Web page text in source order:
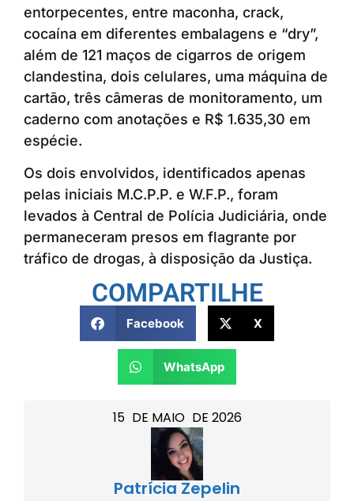
15 DE MAIO DE 2026
Patrícia Zepelin
entorpecentes, entre maconha, crack,
cocaína em diferentes embalagens e “dry”,
além de 121 maços de cigarros de origem
clandestina, dois celulares, uma máquina de
cartão, três câmeras de monitoramento, um
caderno com anotações e R$ 1.635,30 em
espécie.
Os dois envolvidos, identificados apenas
pelas iniciais M.C.P.P. e W.F.P., foram
levados à Central de Polícia Judiciária, onde
permaneceram presos em flagrante por
tráfico de drogas, à disposição da Justiça.
COMPARTILHE
Facebook X
WhatsApp